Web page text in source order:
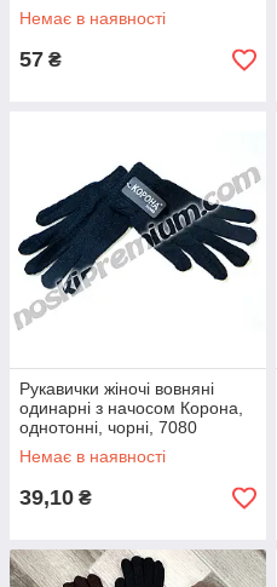
Немає в наявності
57 ₴
Рукавички жіночі вовняні
одинарні з начосом Корона,
однотонні, чорні, 7080
Немає в наявності
39,10 ₴